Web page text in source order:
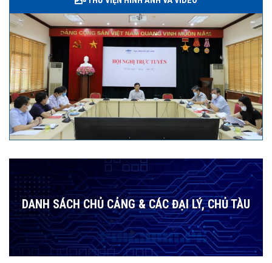
DANH SÁCH CHỦ CẢNG & CÁC ĐẠI LÝ, CHỦ TÀU